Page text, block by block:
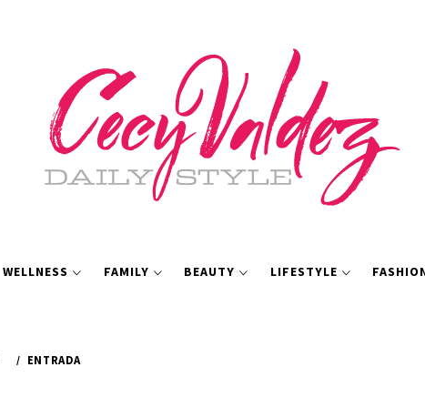
WELLNESS FAMILY BEAUTY LIFESTYLE
ENTRADA